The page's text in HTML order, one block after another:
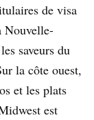
de visa
Nouvelle-
saveurs du
la côte ouest,
et les plats
est